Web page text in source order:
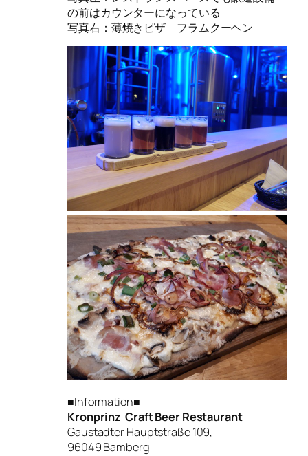
の前はカウンターになっている
写真右：薄焼きピザ フラムクーヘン
■Information■
Kronprinz Craft Beer Restaurant
Gaustadter Hauptstraße 109,
96049 Bamberg